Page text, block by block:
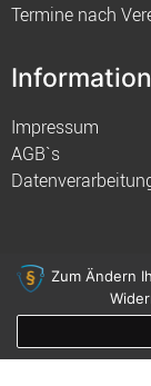
Termine nach
Impressum
AGB`s
Zum Ändern